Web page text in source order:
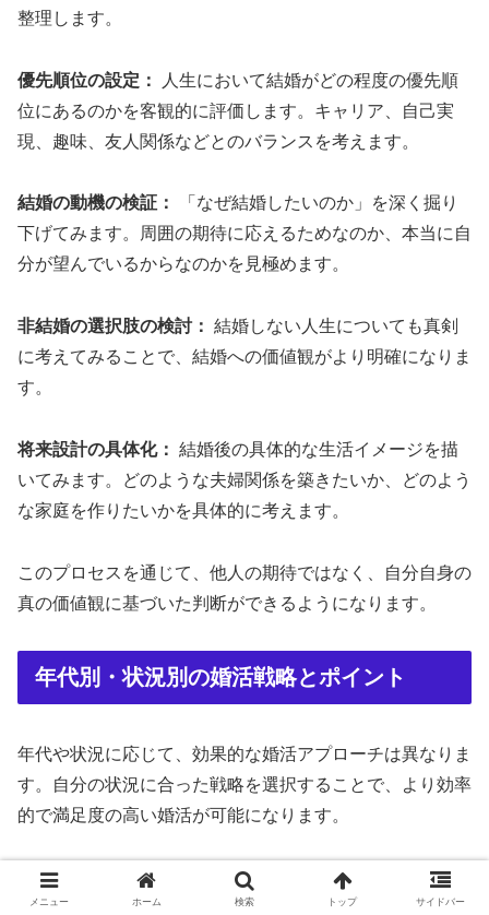
整理します。
優先順位の設定：
人生において結婚がどの程度の優先順
位にあるのかを客観的に評価します。キャリア、自己実
現、趣味、友人関係などとのバランスを考えます。
結婚の動機の検証：
「なぜ結婚したいのか」を深く掘り
下げてみます。周囲の期待に応えるためなのか、本当に自
分が望んでいるからなのかを見極めます。
非結婚の選択肢の検討： 結婚しない人生についても真剣
に考えてみることで、結婚への価値観がより明確になりま
す。
将来設計の具体化： 結婚後の具体的な生活イメージを描
いてみます。どのような夫婦関係を築きたいか、どのよう
な家庭を作りたいかを具体的に考えます。
このプロセスを通じて、他人の期待ではなく、自分自身の
真の価値観に基づいた判断ができるようになります。
年代別・状況別の婚活戦略とポイント
年代や状況に応じて、効果的な婚活アプローチは異なりま
す。自分の状況に合った戦略を選択することで、より効率
的で満足度の高い婚活が可能になります。
20代の婚活アプローチ
メニュー ホーム 検索 トップ サイドバー